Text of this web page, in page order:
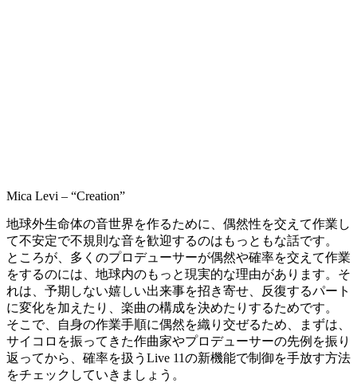
Mica Levi – “Creation”
地球外生命体の音世界を作るために、偶然性を交えて作業し
て不安定で不規則な音を歓迎するのはもっともな話です。
ところが、多くのプロデューサーが偶然や確率を交えて作業
をするのには、地球内のもっと現実的な理由があります。そ
れは、予期しない嬉しい出来事を招き寄せ、反復するパート
に変化を加えたり、楽曲の構成を決めたりするためです。
そこで、自身の作業手順に偶然を織り交ぜるため、まずは、
サイコロを振ってきた作曲家やプロデューサーの先例を振り
返ってから、確率を扱うLive 11の新機能で制御を手放す方法
をチェックしていきましょう。